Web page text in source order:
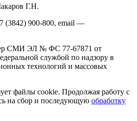
Г.Н.
(3842) 900-800, email —
СМИ ЭЛ № ФС 77-67871 от
службой по надзору в
технологий и массовых
файлы cookie. Продолжая работу с
на сбор и последующую обработку